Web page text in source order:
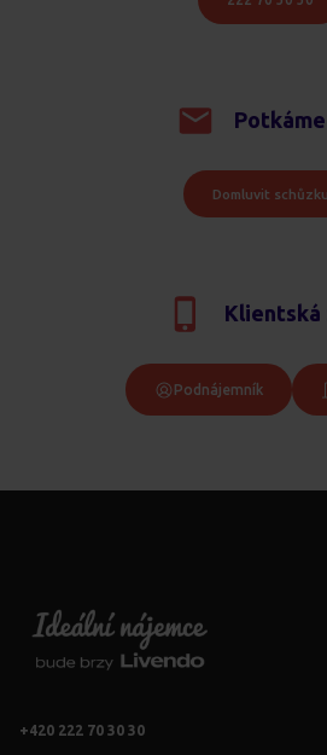
Domluvit schůzku
Klientská
Podnájemník
+420 222 70 30 30